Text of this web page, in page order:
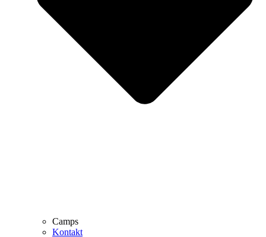
Camps
Kontakt